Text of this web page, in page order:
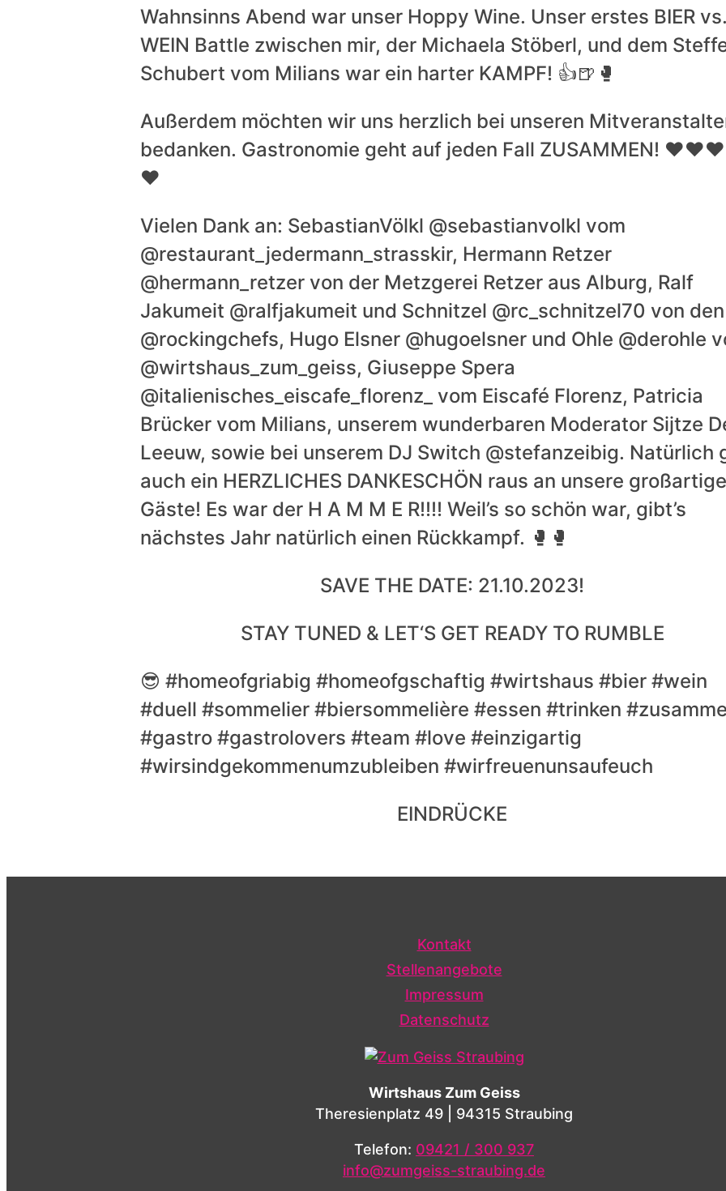
Wahnsinns Abend war unser Hoppy Wine. Unser erstes BIER vs.
WEIN Battle zwischen mir, der Michaela Stöberl, und dem
Schubert vom Milians war ein harter KAMPF! 👍🍺🥊
Außerdem möchten wir uns herzlich bei unseren
bedanken. Gastronomie geht auf jeden Fall ZUSAMMEN!
❤️
Vielen Dank an: SebastianVölkl @sebastianvolkl vom
@restaurant_jedermann_strasskir, Hermann Retzer
@hermann_retzer von der Metzgerei Retzer aus Alburg, Ralf
Jakumeit @ralfjakumeit und Schnitzel @rc_schnitzel70 von den
@rockingchefs, Hugo Elsner @hugoelsner und Ohle @derohle
@wirtshaus_zum_geiss, Giuseppe Spera
@italienisches_eiscafe_florenz_ vom Eiscafé Florenz, Patricia
Brücker vom Milians, unserem wunderbaren Moderator Sijtze
Leeuw, sowie bei unserem DJ Switch @stefanzeibig. Natürlich
auch ein HERZLICHES DANKESCHÖN raus an unsere
Gäste! Es war der H A M M E R!!!! Weil’s so schön war, gibt’s
nächstes Jahr natürlich einen Rückkampf. 🥊🥊
SAVE THE DATE: 21.10.2023!
STAY TUNED & LET‘S GET READY TO RUMBLE
😎 #homeofgriabig #homeofgschaftig #wirtshaus #bier #wein
#duell #sommelier #biersommelière #essen #trinken
#gastro #gastrolovers #team #love #einzigartig
#wirsindgekommenumzubleiben #wirfreuenunsaufeuch
EINDRÜCKE
Kontakt
Stellenangebote
Impressum
Datenschutz
Wirtshaus Zum Geiss
Theresienplatz 49 | 94315 Straubing
Telefon: 09421 / 300 937
info@zumgeiss-straubing.de